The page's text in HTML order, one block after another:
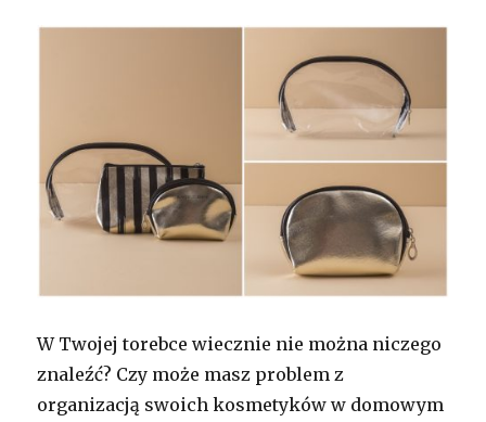
W Twojej torebce wiecznie nie można niczego
znaleźć? Czy może masz problem z
organizacją swoich kosmetyków w domowym